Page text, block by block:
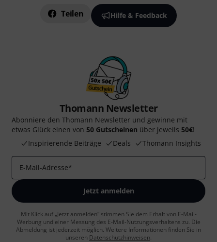
Teilen Hilfe & Feedback
Thomann Newsletter
Abonniere den Thomann Newsletter und gewinne mit
etwas Glück einen von 50 Gutscheinen über jeweils 50€!
Inspirierende Beiträge
Deals Thomann Insights
E-Mail-Adresse*
Jetzt anmelden
Mit Klick auf „Jetzt anmelden“ stimmen Sie dem Erhalt von E-Mail-
Werbung und einer Messung des E-Mail-Nutzungsverhaltens zu. Die
Abmeldung ist jederzeit möglich. Weitere Informationen finden Sie in
unseren Datenschutzhinweisen.